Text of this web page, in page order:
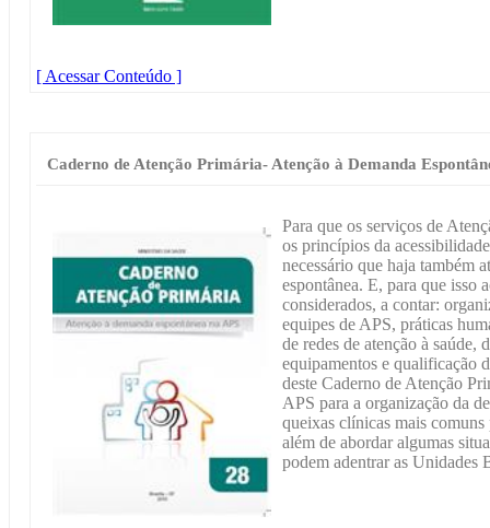
[ Acessar Conteúdo ]
Caderno de Atenção Primária- Atenção à Demanda
Para que os serviços de
os princípios da
necessário que haja também
espontânea. E, para que isso
considerados, a contar:
equipes de APS, práticas
de redes de atenção à
equipamentos e qualificação
deste Caderno de Atenção
APS para a organização da
queixas clínicas mais comuns
além de abordar algumas
podem adentrar as Unidades